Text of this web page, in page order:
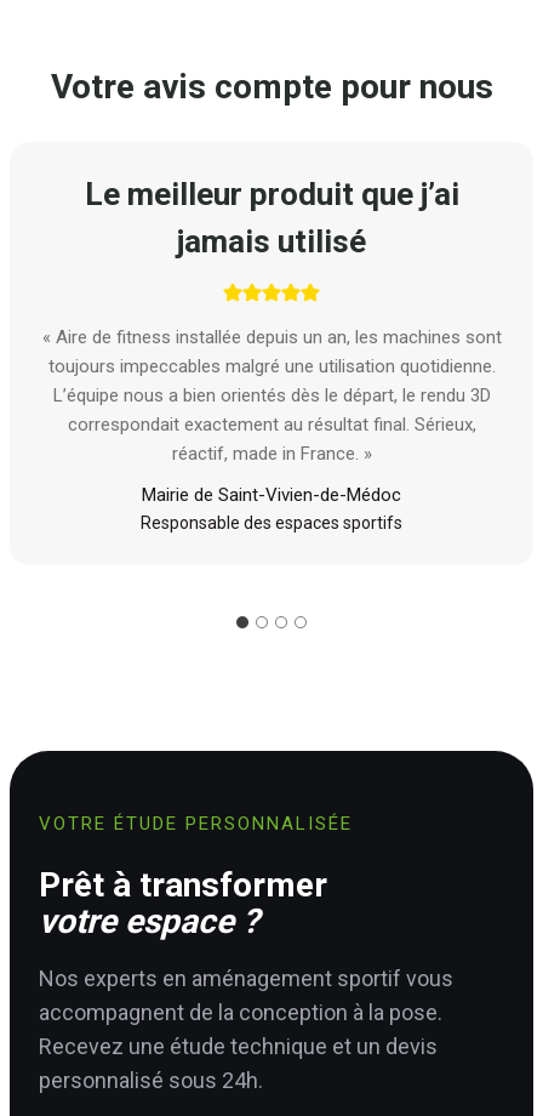
Votre avis compte pour nous
Le meilleur produit que j’ai
jamais utilisé
« Aire de fitness installée depuis un an, les machines sont
toujours impeccables malgré une utilisation quotidienne.
L’équipe nous a bien orientés dès le départ, le rendu 3D
correspondait exactement au résultat final. Sérieux,
réactif, made in France. »
Mairie de Saint-Vivien-de-Médoc
Responsable des espaces sportifs
VOTRE ÉTUDE PERSONNALISÉE
Prêt à transformer
votre espace ?
Nos experts en aménagement sportif vous
accompagnent de la conception à la pose.
Recevez une étude technique et un devis
personnalisé sous 24h.